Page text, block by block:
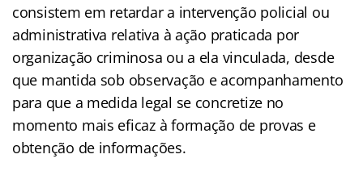
consistem em retardar a intervenção policial ou
administrativa relativa à ação praticada por
organização criminosa ou a ela vinculada, desde
que mantida sob observação e acompanhamento
para que a medida legal se concretize no
momento mais eficaz à formação de provas e
obtenção de informações.